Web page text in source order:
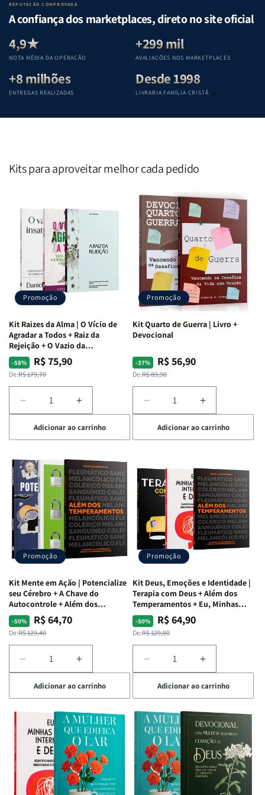
|
Equipe
Teológica
Penkal
|
Equipe
Penkal
|
Equipe
Teológica
Penkal
Equipe
REPUTAÇÃO COMPROVADA
A confiança dos marketplaces, direto no site oficial
4,9★
NOTA MÉDIA DA OPERAÇÃO
+299 mil
AVALIAÇÕES NOS MARKETPLACES
+8 milhões
ENTREGAS REALIZADAS
Desde 1998
LIVRARIA FAMÍLIA CRISTÃ
Kits para aproveitar melhor cada pedido
Promoção
Kit Raizes da Alma | O Vício de
Agradar a Todos + Raiz da
Rejeição + O Vazio da
Insatisfação.
-58%
Preço
normal
De:R$ 179,70
Preço
promocional
R$ 75,90
Diminuir
a
quantidade
de
Raizes
da
Alma
|
O
Vício
Agradar
a
Todos
+
Raiz
da
Rejeição
Insatisfação.
Aumentar
a
quantidade
de
Raizes
da
Alma
|
O
Vício
de
Agradar
Todos
+
Raiz
O
Insatisfação.
Adicionar ao carrinho
Promoção
Kit Quarto de Guerra | Livro +
Devocional
-37%
Preço
normal
De:R$ 89,90
Preço
promocional
R$ 56,90
Diminuir
a
quantidade
de
Quarto
de
Guerra
Livro
+
Devocional
Aumentar
a
quantidade
de
Quarto
de
Guerra
|
Livro
+
Devocional
Adicionar ao carrinho
Promoção
Kit Mente em Ação | Potencialize
seu Cérebro + A Chave do
Autocontrole + Além dos
Temperamentos
-50%
Preço
normal
De:R$ 129,40
Preço
promocional
R$ 64,70
Diminuir
a
quantidade
de
Mente
em
Ação
Potencialize
seu
Aumentar
a
quantidade
de
Kit
Mente
em
Ação
|
Potencialize
seu
Adicionar ao carrinho
Promoção
Kit Deus, Emoções e Identidade |
Terapia com Deus + Além dos
Temperamentos + Eu, Minhas
Feridas e Deus
-50%
Preço
normal
De:R$ 129,80
Preço
promocional
R$ 64,90
Diminuir
a
quantidade
de
Kit
Deus,
Emoções
e
Identidade
|
Terapia
Aumentar
a
quantidade
de
Kit
Deus,
Emoções
e
Identidade
|
Terapia
Adicionar ao carrinho